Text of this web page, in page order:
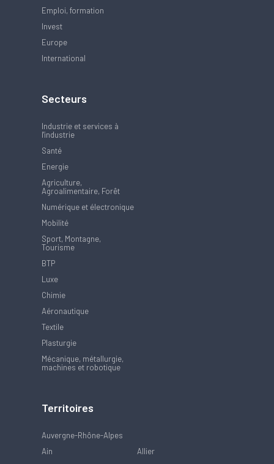
Emploi, formation
Invest
Europe
International
Secteurs
Industrie et services à
l'industrie
Santé
Energie
Agriculture,
Agroalimentaire, Forêt
Numérique et électronique
Mobilité
Sport, Montagne,
Tourisme
BTP
Luxe
Chimie
Aéronautique
Textile
Plasturgie
Mécanique, métallurgie,
machines et robotique
Territoires
Auvergne-Rhône-Alpes
Ain
Allier